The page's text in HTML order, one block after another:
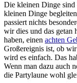
Die kleinen Dinge sind es, die unser Leben so reich machen. Die
kleinen Dinge
passiert nichts
wir dies und das getan
haben, einen achten
Großereignis ist, ob
wird es einfach. Das
Wenn man dazu auch
die Partylaune wohl